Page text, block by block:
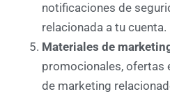
notificaciones de
relacionada a tu cuenta.
Materiales de
promocionales, ofertas
de marketing